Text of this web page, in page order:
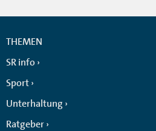
THEMEN
SR info
Sport
Unterhaltung
Ratgeber